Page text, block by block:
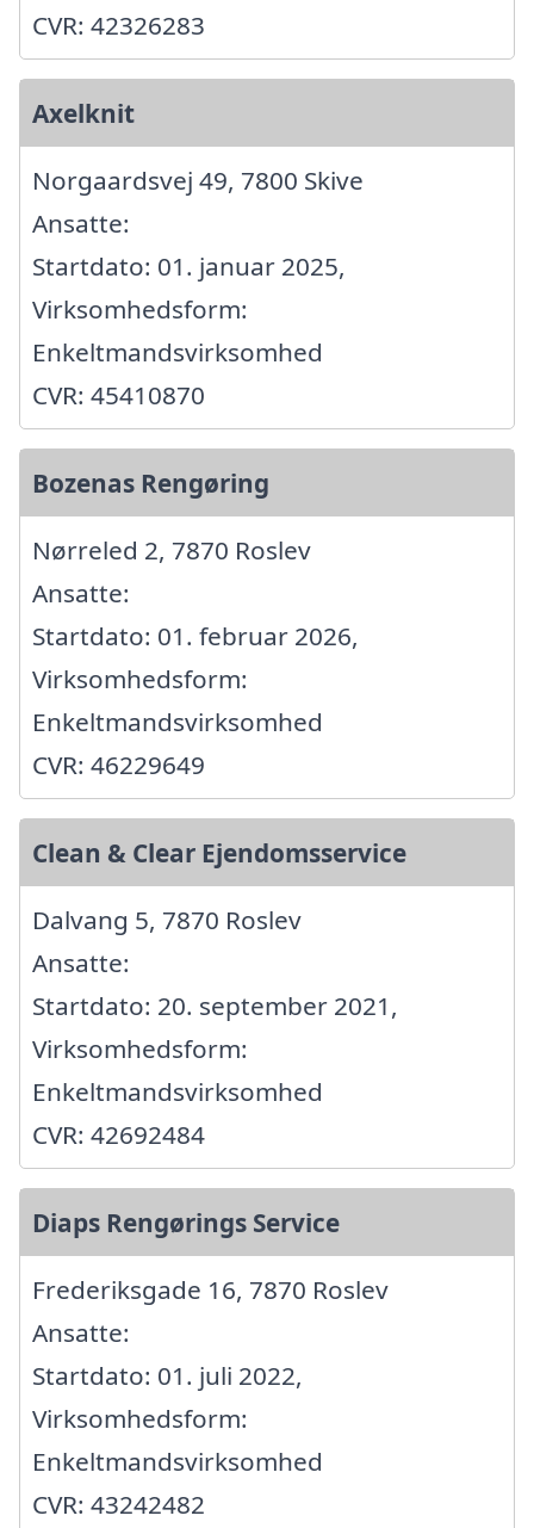
CVR: 42326283
Axelknit
Norgaardsvej 49, 7800 Skive
Ansatte:
Startdato: 01. januar 2025,
Virksomhedsform:
Enkeltmandsvirksomhed
CVR: 45410870
Bozenas Rengøring
Nørreled 2, 7870 Roslev
Ansatte:
Startdato: 01. februar 2026,
Virksomhedsform:
Enkeltmandsvirksomhed
CVR: 46229649
Clean & Clear Ejendomsservice
Dalvang 5, 7870 Roslev
Ansatte:
Startdato: 20. september 2021,
Virksomhedsform:
Enkeltmandsvirksomhed
CVR: 42692484
Diaps Rengørings Service
Frederiksgade 16, 7870 Roslev
Ansatte:
Startdato: 01. juli 2022,
Virksomhedsform:
Enkeltmandsvirksomhed
CVR: 43242482